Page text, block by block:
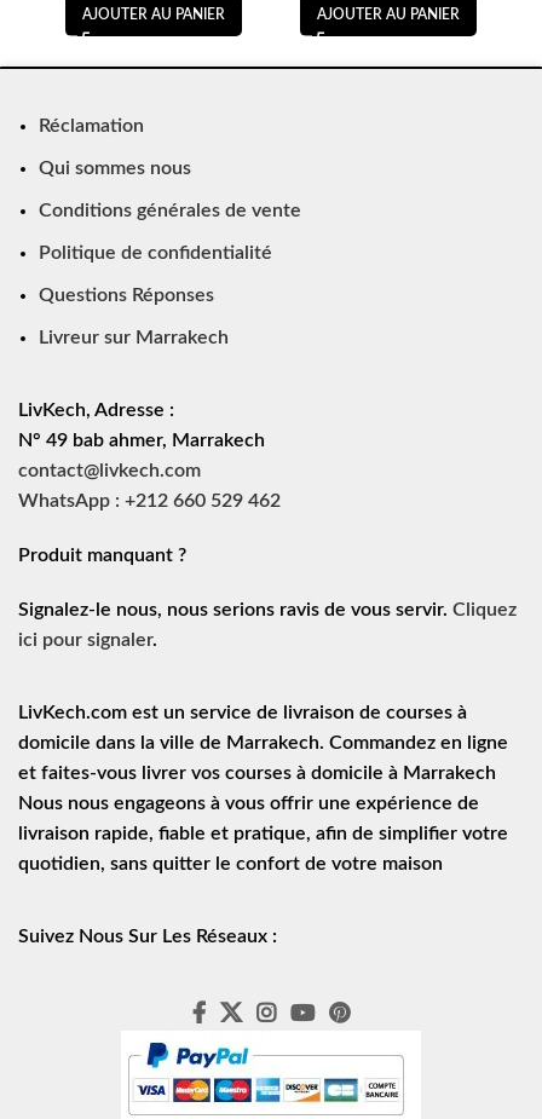
AJOUTER AU PANIER AJOUTER AU PANIER
Réclamation
Qui sommes nous
Conditions générales de vente
Politique de confidentialité
Questions Réponses
Livreur sur Marrakech
LivKech, Adresse :
N° 49 bab ahmer, Marrakech
contact@livkech.com
WhatsApp : +212 660 529 462
Produit manquant ?
Signalez-le nous, nous serions ravis de vous servir. Cliquez
ici pour signaler.
LivKech.com est un service de
livraison de courses à
domicile dans la ville de Marrakech. Commandez en ligne
et faites-vous livrer vos courses à domicile à Marrakech
Nous nous engageons à vous offrir une expérience de
livraison rapide, fiable et pratique, afin de simplifier votre
quotidien, sans quitter le confort de votre maison
Suivez Nous Sur Les Réseaux :